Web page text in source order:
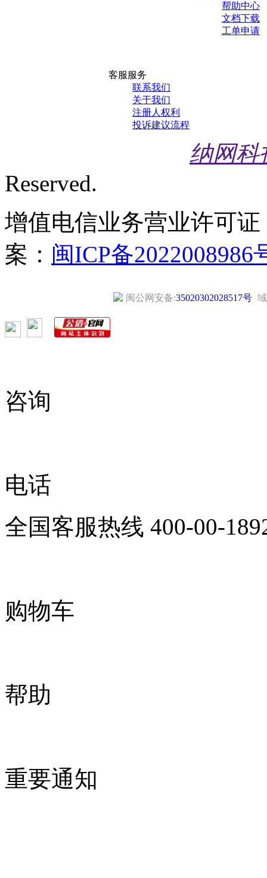
帮助中心
文档下载
工单申请
客服服务
联系我们
关于我们
注册人权利
投诉建议流程
纳网
Reserved.
增值电信业务营业许可证
案： 闽ICP备2022008986
闽公网安备:35020302028517号
咨询
电话
全国客服热线 400-00-
购物车
帮助
重要通知